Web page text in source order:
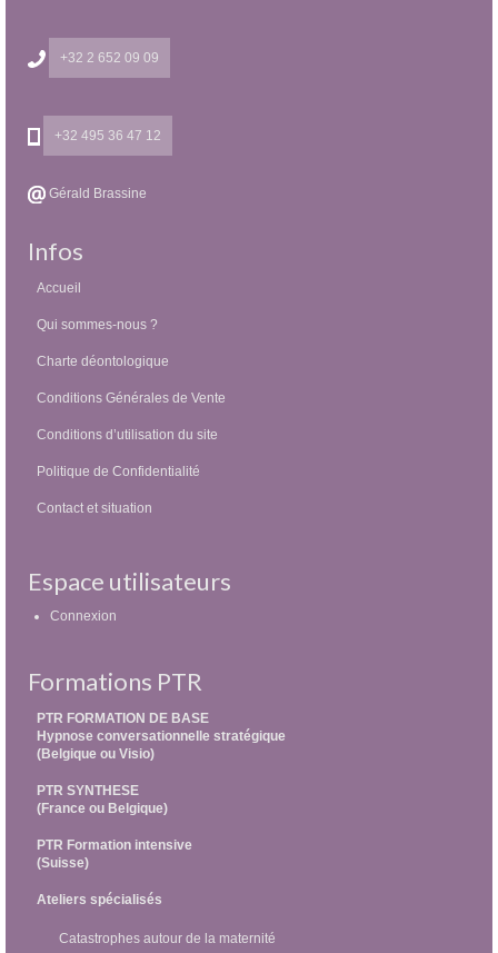
+32 2 652 09 09
+32 495 36 47 12
Gérald Brassine
Infos
Accueil
Qui sommes-nous ?
Charte déontologique
Conditions Générales de Vente
Conditions d’utilisation du site
Politique de Confidentialité
Contact et situation
Espace utilisateurs
Connexion
Formations PTR
PTR FORMATION DE BASE
Hypnose conversationnelle stratégique
(Belgique ou Visio)
PTR SYNTHESE
(France ou Belgique)
PTR Formation intensive
(Suisse)
Ateliers spécialisés
Catastrophes autour de la maternité